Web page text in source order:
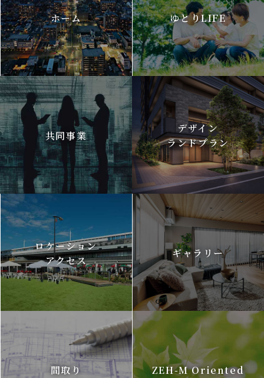
ホーム ゆとりLIFE
共同事業
デザイン
ランドプラン
ロケーション
アクセス
ギャラリー
間取り ZEH-M Oriented